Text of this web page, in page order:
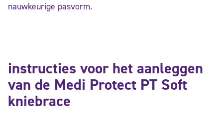
nauwkeurige pasvorm.
instructies voor het aanleggen
van de Medi Protect PT Soft
kniebrace